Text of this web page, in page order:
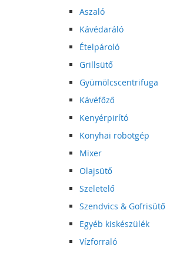
Aszaló
Kávédaráló
Ételpároló
Grillsütő
Gyümölcscentrifuga
Kávéfőző
Kenyérpirító
Konyhai robotgép
Mixer
Olajsütő
Szeletelő
Szendvics & Gofrisütő
Egyéb kiskészülék
Vízforraló